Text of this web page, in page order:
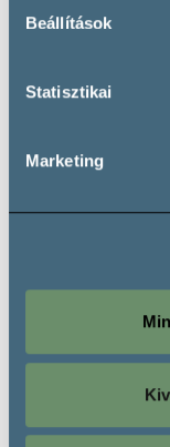
Beállítások
Statisztikai
Marketing
Vörösbor
Merlot
Természetes édes